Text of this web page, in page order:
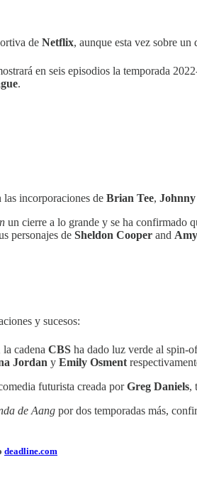
de Netflix, aunque esta vez sobre
en seis episodios la temporada
.
incorporaciones de Brian Tee,
un cierre a lo grande y se ha confirmado
personajes de Sheldon Cooper and
y sucesos:
la cadena CBS ha dado luz verde al spin-
Jordan y Emily Osment
futurista creada porGreg Daniels,
de Aang por dos temporadas más,
deadline.com